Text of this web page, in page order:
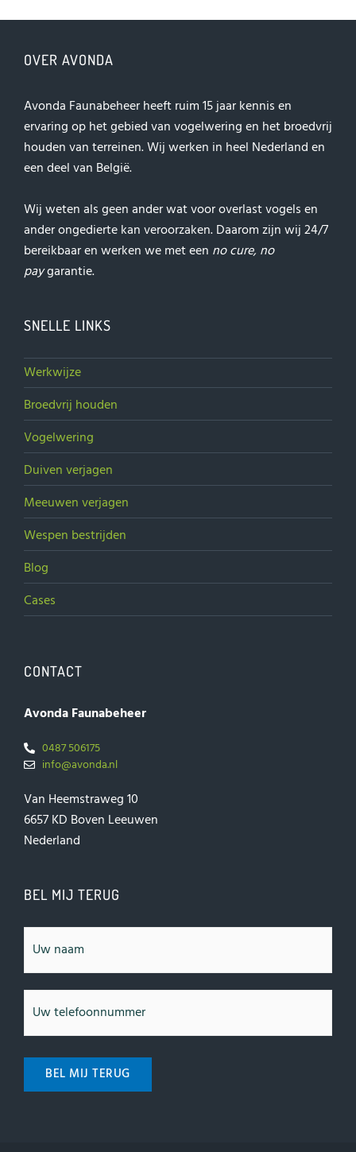
OVER AVONDA
Avonda Faunabeheer heeft ruim 15 jaar kennis en
ervaring op het gebied van vogelwering en het broedvrij
houden van terreinen. Wij werken in heel Nederland en
een deel van België.
Wij weten als geen ander wat voor overlast vogels en
ander ongedierte kan veroorzaken. Daarom zijn wij 24/7
bereikbaar en werken we met een no cure, no
paygarantie.
SNELLE LINKS
Werkwijze
Broedvrij houden
Vogelwering
Duiven verjagen
Meeuwen verjagen
Wespen bestrijden
Blog
Cases
CONTACT
Avonda Faunabeheer
0487 506175
info@avonda.nl
Van Heemstraweg 10
6657 KD Boven Leeuwen
Nederland
BEL MIJ TERUG
BEL MIJ TERUG